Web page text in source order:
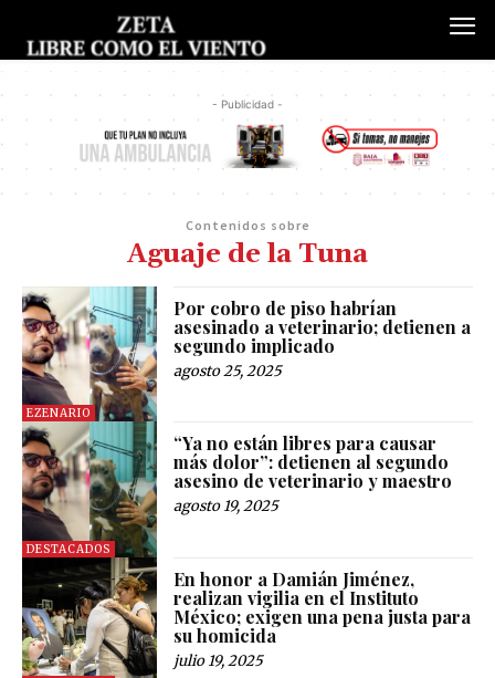
- Publicidad -
Contenidos sobre
Aguaje de la Tuna
EZENARIO
Por cobro de piso habrían
asesinado a veterinario; detienen a
segundo implicado
agosto 25, 2025
DESTACADOS
“Ya no están libres para causar
más dolor”: detienen al segundo
asesino de veterinario y maestro
agosto 19, 2025
En honor a Damián Jiménez,
realizan vigilia en el Instituto
México; exigen una pena justa para
su homicida
julio 19, 2025